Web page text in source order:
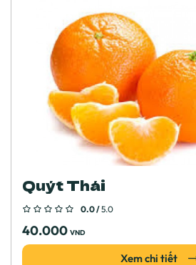
Quýt Thái
0.0 /5.0
40.000 VND
Xem chi tiết